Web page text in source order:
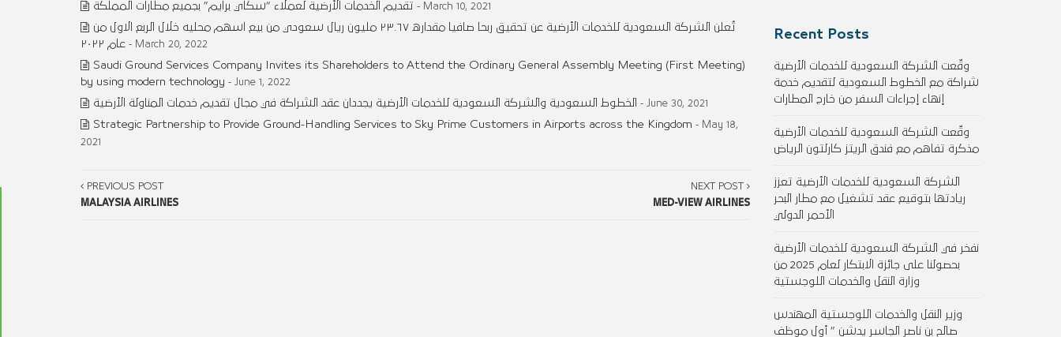
تقديم الخدمات الأرضية لعملاء “سكاي برايم” بجميع مطارات المملكة - March 10, 2021
تُعلن الشركة السعودية للخدمات الأرضية عن تحقيق ربحا صافيا مقداره ٢٣.٦٧ مليون ريال سعودي من بيع اسهم محليه خلال الربع الاول من
عام ٢٠٢٢ - March 20, 2022
Saudi Ground Services Company Invites its Shareholders to Attend the Ordinary General Assembly Meeting (First Meeting)
by using modern technology - June 1, 2022
الخطوط السعودية والشركة السعودية للخدمات الأرضية يجددان عقد الشراكة في مجال تقديم خدمات المناولة الأرضية - June 30, 2021
Strategic Partnership to Provide Ground-Handling Services to Sky Prime Customers in Airports across the Kingdom - May 18,
2021
PREVIOUS POST
MALAYSIA AIRLINES
NEXT POST
MED-VIEW AIRLINES
Recent Posts
وقّعت الشركة السعودية للخدمات الأرضية
شراكة مع الخطوط السعودية لتقديم خدمة
إنهاء إجراءات السفر من خارج المطارات
وقّعت الشركة السعودية للخدمات الأرضية
مذكرة تفاهم مع فندق الريتز كارلتون الرياض
الشركة السعودية للخدمات الأرضية تعزز
ريادتها بتوقيع عقد تشغيل مع مطار البحر
الأحمر الدولي
نفخر في الشركة السعودية للخدمات الأرضية
بحصولنا على جائزة الابتكار لعام 2025 من
وزارة النقل والخدمات اللوجستية
وزير النقل والخدمات اللوجستية المهندس
صالح بن ناصر الجاسر يدشن ” أول موظف